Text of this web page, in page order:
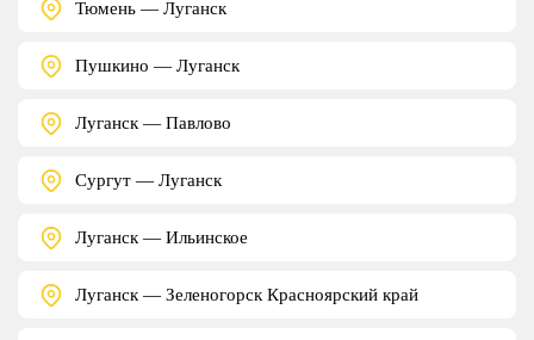
Тюмень — Луганск
Пушкино — Луганск
Луганск — Павлово
Сургут — Луганск
Луганск — Ильинское
Луганск — Зеленогорск Красноярский край